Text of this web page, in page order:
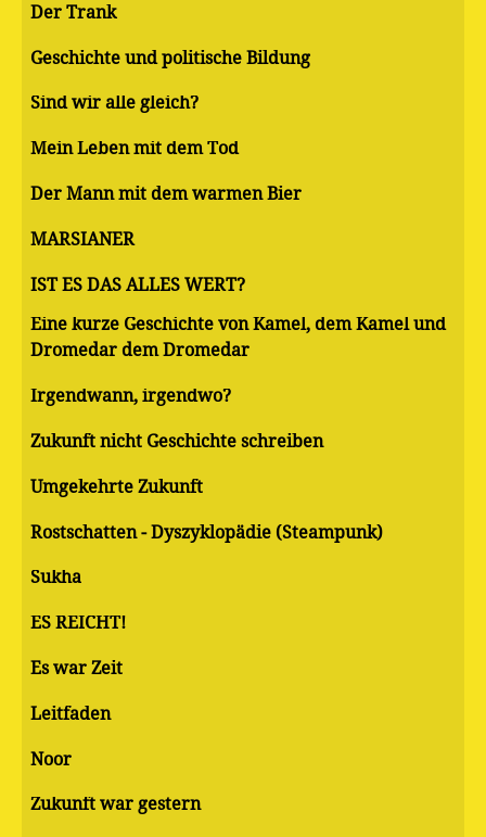
Der Trank
Geschichte und politische Bildung
Sind wir alle gleich?
Mein Leben mit dem Tod
Der Mann mit dem warmen Bier
MARSIANER
IST ES DAS ALLES WERT?
Eine kurze Geschichte von Kamel, dem Kamel und
Dromedar dem Dromedar
Irgendwann, irgendwo?
Zukunft nicht Geschichte schreiben
Umgekehrte Zukunft
Rostschatten - Dyszyklopädie (Steampunk)
Sukha
ES REICHT!
Es war Zeit
Leitfaden
Noor
Zukunft war gestern